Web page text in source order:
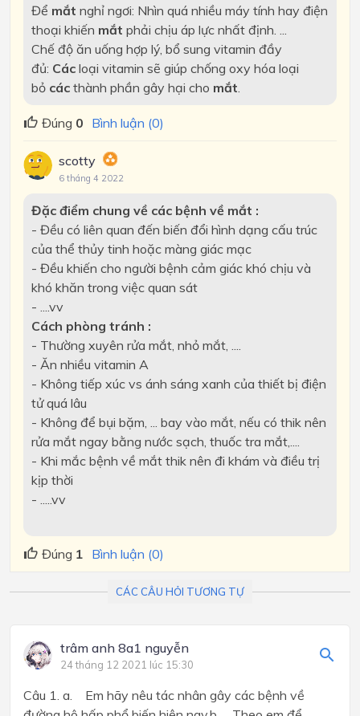
Để mắt nghỉ ngơi: Nhìn quá nhiều máy tính hay điện
thoại khiến mắt phải chịu áp lực nhất định. ...
Chế độ ăn uống hợp lý, bổ sung vitamin đầy
đủ: Cácloại vitamin sẽ giúp chống oxy hóa loại
bỏ cácthành phần gây hại cho mắt
Đúng 0 Bình luận (0)
scotty
6 tháng 4 2022
Đặc điểm chung về các bệnh về mắt :
- Đều có liên quan đến biến đổi hình dạng cấu trúc
của thể thủy tinh hoặc màng giác mạc
- Đều khiến cho người bệnh cảm giác khó chịu và
khó khăn trong việc quan sát
- ....vv
Cách phòng tránh :
- Thường xuyên rửa mắt, nhỏ mắt, ....
- Ăn nhiều vitamin A
- Không tiếp xúc vs ánh sáng xanh của thiết bị điện
tử quá lâu
- Không để bụi bặm, ... bay vào mắt, nếu có thik nên
rửa mắt ngay bằng nước sạch, thuốc tra mắt,....
- Khi mắc bệnh về mắt thik nên đi khám và điều trị
kịp thời
- .....vv
Đúng 1 Bình luận (0)
CÁC CÂU HỎI TƯƠNG TỰ
trâm anh 8a1 nguyễn
24 tháng 12 2021 lúc 15:30
Câu 1. a. Em hãy nêu tác nhân gây các bệnh về